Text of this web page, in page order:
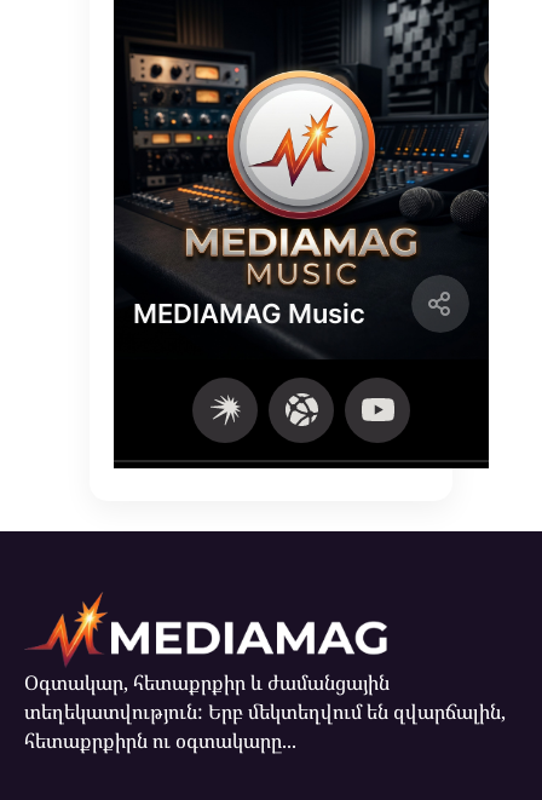
Օգտակար, հետաքրքիր և ժամանցային
տեղեկատվություն: Երբ մեկտեղվում են զվարճալին,
հետաքրքիրն ու օգտակարը...